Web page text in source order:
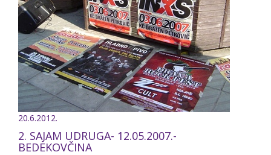
20.6.2012.
2. SAJAM UDRUGA- 12.05.2007.-
BEDEKOVČINA